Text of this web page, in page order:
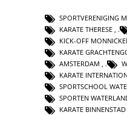
SPORTVERENIGING
KARATE THERESE
KICK-OFF
KARATE
AMSTERDAM ,
KARATE
SPORTSCHOOL
SPORTEN
KARATE